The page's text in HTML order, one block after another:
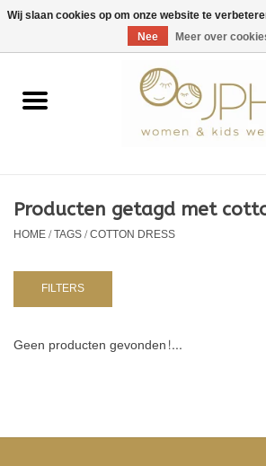
EUR/GBP/USD
Home
Kids
NURSERY / TABLEWARE
Producten getagd met
HOME/TAGS/COTTON DRESS
FILTERS
Geen producten gevonden!...
Wij slaan cookies op om onze website te
Nee
Meer over